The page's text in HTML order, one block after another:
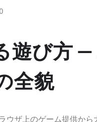
遊び方 —
全貌
ザ上のゲーム提供から